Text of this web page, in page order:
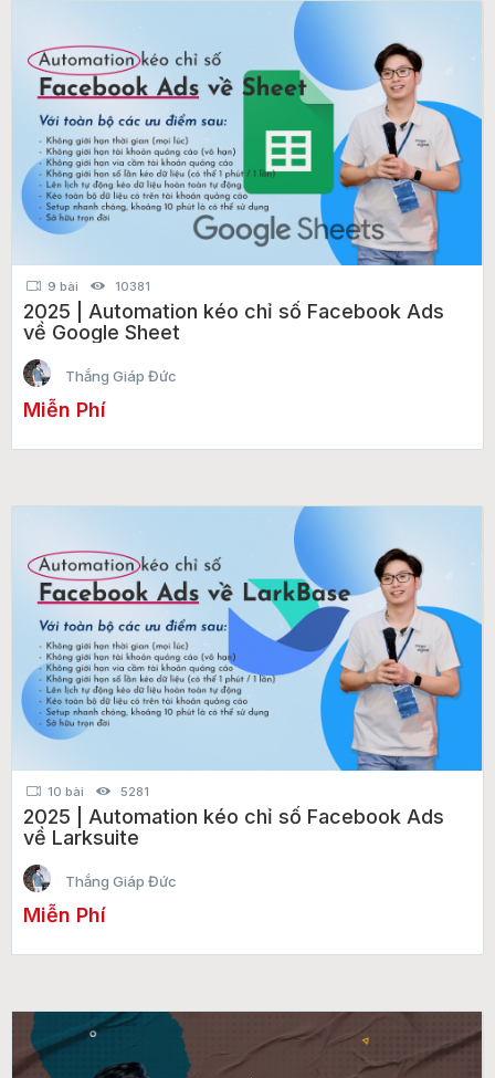
9 bài 10381
2025 | Automation kéo chỉ số Facebook Ads
về Google Sheet
Thắng Giáp Đức
Miễn Phí
10 bài 5281
2025 | Automation kéo chỉ số Facebook Ads
về Larksuite
Thắng Giáp Đức
Miễn Phí